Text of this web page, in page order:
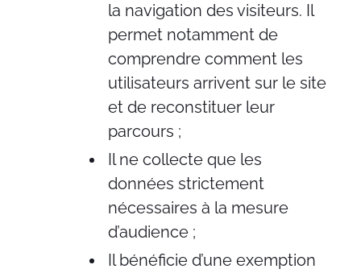
la navigation des visiteurs. Il
permet notamment de
comprendre comment les
utilisateurs arrivent sur le site
et de reconstituer leur
parcours ;
Il ne collecte que les
données strictement
nécessaires à la mesure
d’audience ;
Il bénéficie d’une exemption